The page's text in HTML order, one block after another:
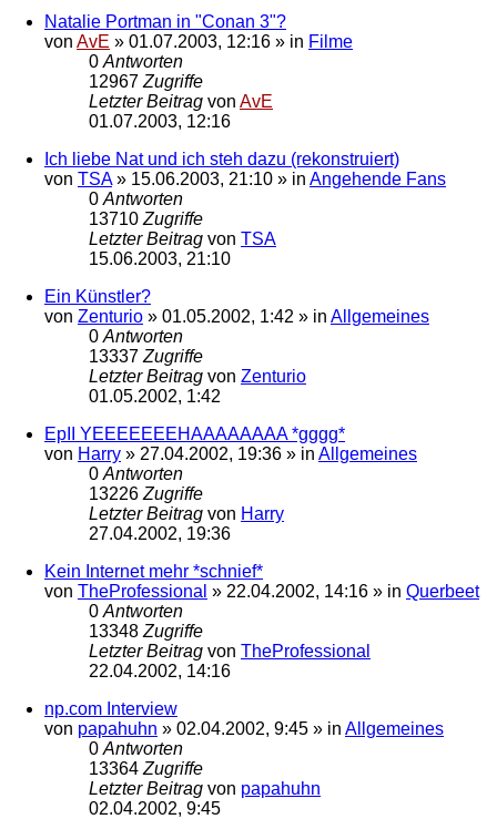
Natalie Portman in "Conan 3"?
von AvE » 01.07.2003, 12:16 » in Filme
0 Antworten
12967 Zugriffe
Letzter Beitrag von AvE
01.07.2003, 12:16
Ich liebe Nat und ich steh dazu (rekonstruiert)
von TSA» 15.06.2003, 21:10 » in Angehende Fans
0 Antworten
13710 Zugriffe
Letzter Beitrag von TSA
15.06.2003, 21:10
Ein Künstler?
von Zenturio » 01.05.2002, 1:42 » in Allgemeines
0 Antworten
13337 Zugriffe
Letzter Beitrag von Zenturio
01.05.2002, 1:42
EpII YEEEEEEEHAAAAAAAA *gggg*
von Harry » 27.04.2002, 19:36 » in Allgemeines
0 Antworten
13226 Zugriffe
Letzter Beitrag von Harry
27.04.2002, 19:36
Kein Internet mehr *schnief*
von TheProfessional » 22.04.2002, 14:16 » in Querbeet
0 Antworten
13348 Zugriffe
Letzter Beitrag von TheProfessional
22.04.2002, 14:16
np.com Interview
von papahuhn » 02.04.2002, 9:45 » in Allgemeines
0 Antworten
13364 Zugriffe
Letzter Beitrag von papahuhn
02.04.2002, 9:45